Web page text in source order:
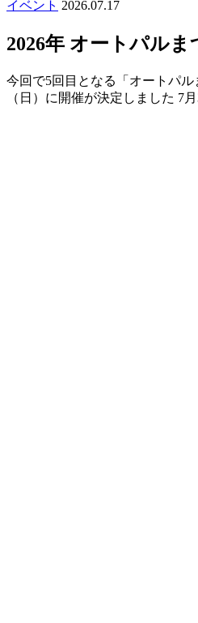
イベント 2026.07.17
2026年 オートパルま
今回で5回目となる「オートパル
（日）に開催が決定しました 7